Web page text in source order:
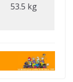
53.5 kg